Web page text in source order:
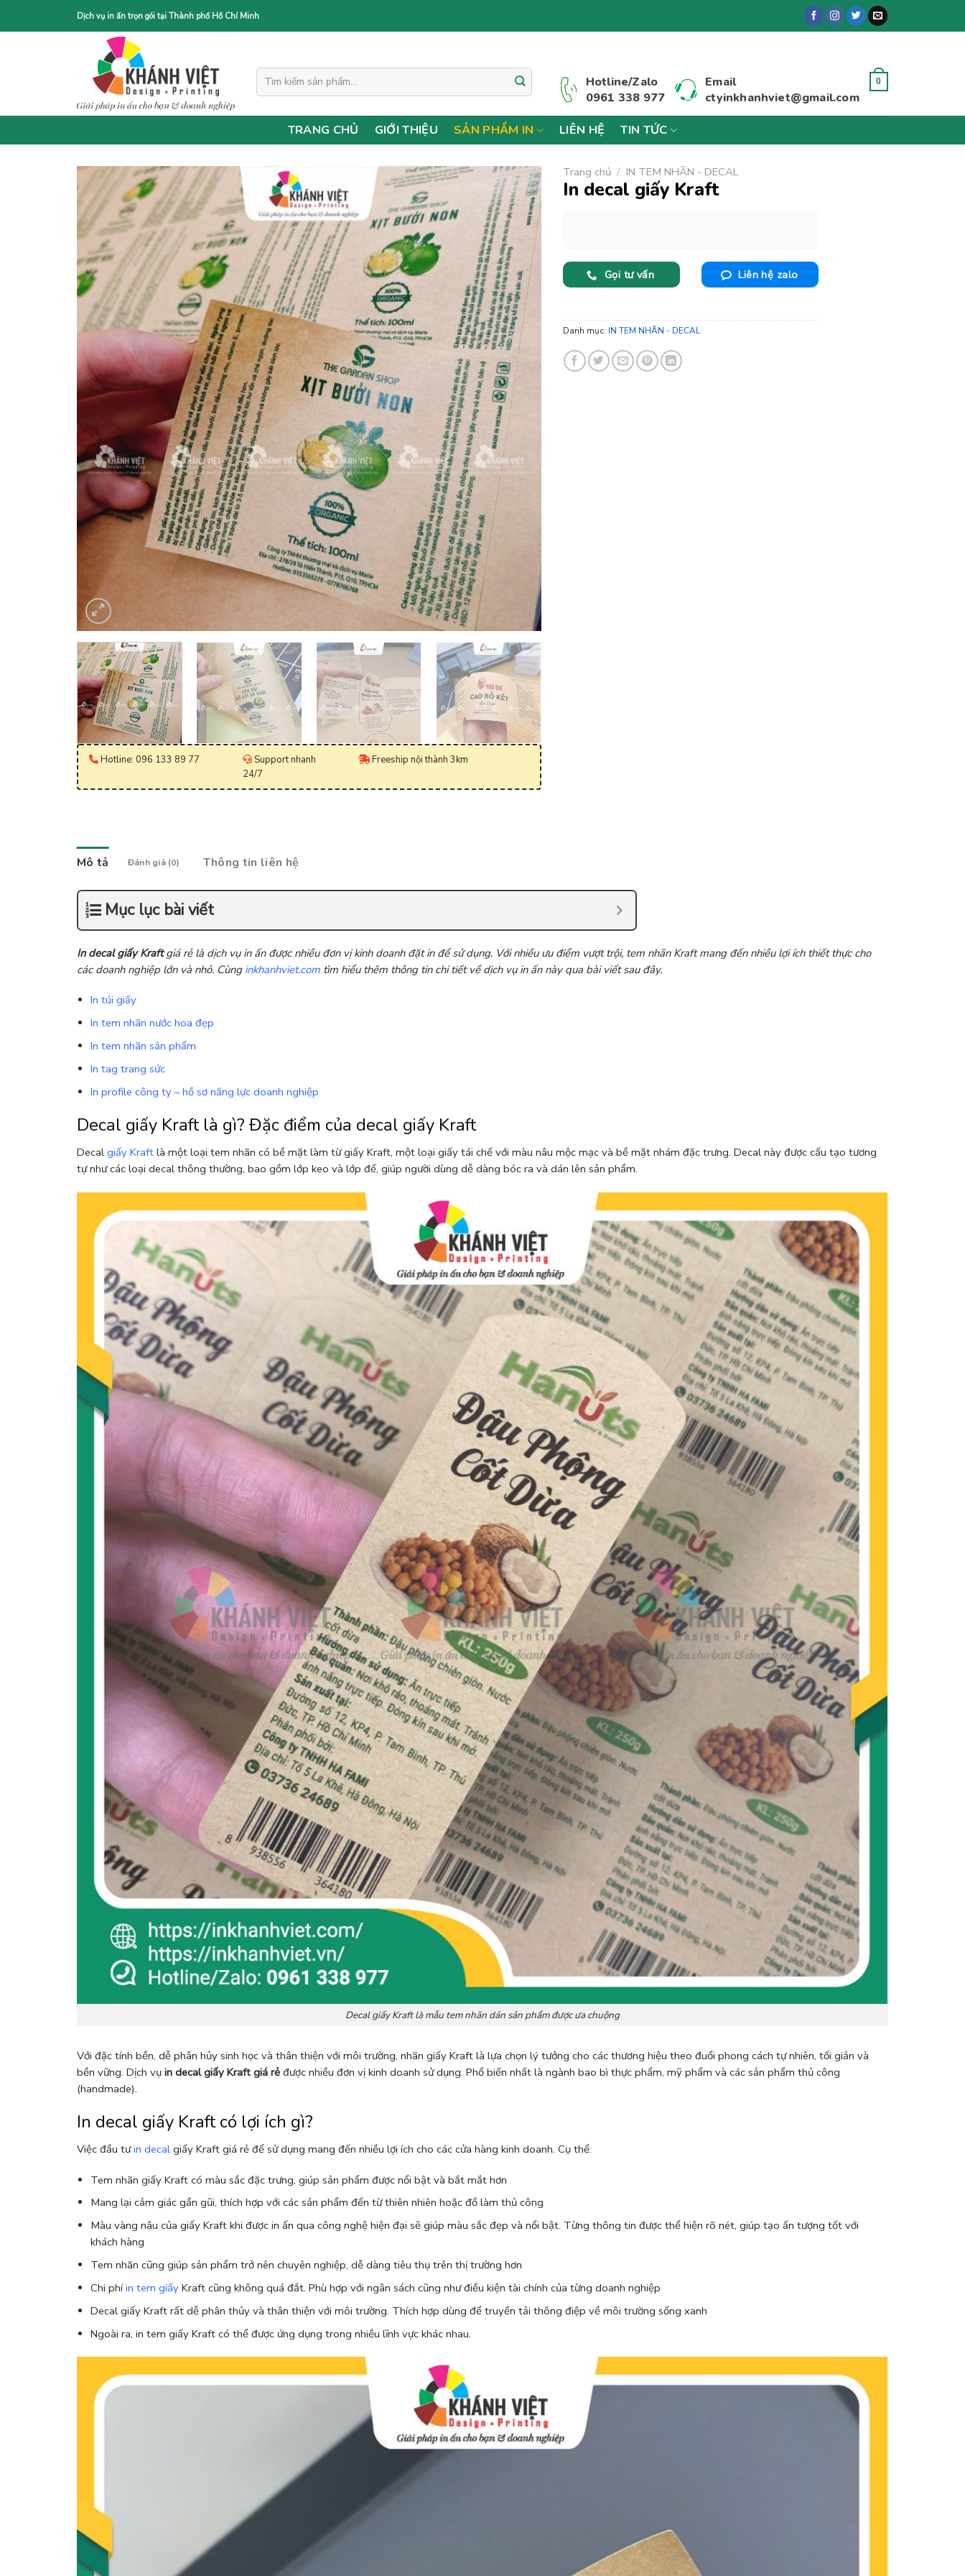
Dịch vụ in ấn trọn gói tại Thành phố Hồ Chí Minh
Tìm
kiếm:
Hotline/Zalo
0961 338 977
Email
ctyinkhanhviet@gmail.com
0
TRANG CHỦ GIỚI THIỆU SẢN PHẨM IN LIÊN HỆ TIN TỨC
Hotline: 096 133 89 77
Support nhanh
24/7
Freeship nội thành 3km
Trang chủ / IN TEM NHÃN - DECAL
In decal giấy Kraft
Gọi tư vấn Liên hệ zalo
Danh mục: IN TEM NHÃN - DECAL
Mô tả Đánh giá (0) Thông tin liên hệ
Mục lục bài viết
In decal giấy Kraftgiá rẻ là dịch vụ in ấn được nhiều đơn vị kinh doanh đặt in để sử dụng. Với nhiều ưu điểm vượt trội, tem nhãn Kraft mang đến nhiều lợi ích thiết thực cho
các doanh nghiệp lớn và nhỏ. Cùng inkhanhviet.com tìm hiểu thêm thông tin chi tiết về dịch vụ in ấn này qua bài viết sau đây.
In túi giấy
In tem nhãn nước hoa đẹp
In tem nhãn sản phẩm
In tag trang sức
In profile công ty – hồ sơ năng lực doanh nghiệp
Decal giấy Kraft là gì? Đặc điểm của decal giấy Kraft
Decal giấy Kraft là một loại tem nhãn có bề mặt làm từ giấy Kraft, một loại giấy tái chế với màu nâu mộc mạc và bề mặt nhám đặc trưng. Decal này được cấu tạo tương
tự như các loại decal thông thường, bao gồm lớp keo và lớp đế, giúp người dùng dễ dàng bóc ra và dán lên sản phẩm.
Decal giấy Kraft là mẫu tem nhãn dán sản phẩm được ưa chuộng
Với đặc tính bền, dễ phân hủy sinh học và thân thiện với môi trường, nhãn giấy Kraft là lựa chọn lý tưởng cho các thương hiệu theo đuổi phong cách tự nhiên, tối giản và
bền vững. Dịch vụ in decal giấy Kraft giá rẻ được nhiều đơn vị kinh doanh sử dụng. Phổ biến nhất là ngành bao bì thực phẩm, mỹ phẩm và các sản phẩm thủ công
(handmade).
In decal giấy Kraft có lợi ích gì?
Việc đầu tưin decal giấy Kraft giá rẻ để sử dụng mang đến nhiều lợi ích cho các cửa hàng kinh doanh. Cụ thể:
Tem nhãn giấy Kraft có màu sắc đặc trưng, giúp sản phẩm được nổi bật và bắt mắt hơn
Mang lại cảm giác gần gũi, thích hợp với các sản phẩm đến từ thiên nhiên hoặc đồ làm thủ công
Màu vàng nâu của giấy Kraft khi được in ấn qua công nghệ hiện đại sẽ giúp màu sắc đẹp và nổi bật. Từng thông tin được thể hiện rõ nét, giúp tạo ấn tượng tốt với
khách hàng
Tem nhãn cũng giúp sản phẩm trở nên chuyên nghiệp, dễ dàng tiêu thụ trên thị trường hơn
Chi phíin tem giấy Kraft cũng không quá đắt. Phù hợp với ngân sách cũng như điều kiện tài chính của từng doanh nghiệp
Decal giấy Kraft rất dễ phân thủy và thân thiện với môi trường. Thích hợp dùng để truyền tải thông điệp về môi trường sống xanh
Ngoài ra, in tem giấy Kraft có thể được ứng dụng trong nhiều lĩnh vực khác nhau.